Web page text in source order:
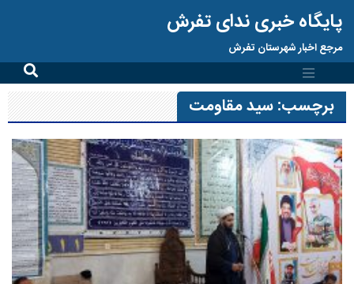
پایگاه خبری ندای تفرش
مرجع اخبار شهرستان تفرش
برچسب:سید مقاومت